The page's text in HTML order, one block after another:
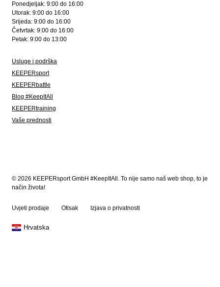
Ponedjeljak: 9:00 do 16:00
Utorak: 9:00 do 16:00
Srijeda: 9:00 do 16:00
Četvrtak: 9:00 do 16:00
Petak: 9:00 do 13:00
Usluge i podrška
KEEPERsport
KEEPERbattle
Blog #KeepItAll
KEEPERtraining
Vaše prednosti
© 2026 KEEPERsport GmbH #KeepItAll. To nije samo naš web shop, to je
način života!
Uvjeti prodaje Otisak Izjava o privatnosti
Hrvatska